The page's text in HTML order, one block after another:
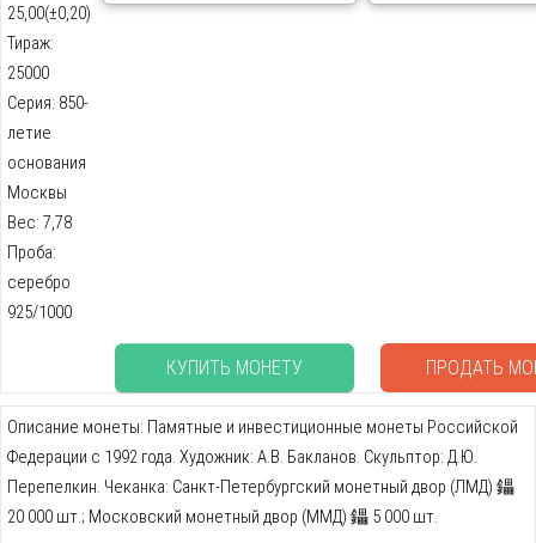
25,00(±0,20)
Тираж:
25000
Серия: 850-
летие
основания
Москвы
Вес: 7,78
Проба:
серебро
925/1000
КУПИТЬ МОНЕТУ ПРОДАТЬ
Описание монеты: Памятные и инвестиционные монеты Российской
Федерации с 1992 года. Художник: А.В. Бакланов. Скульптор: Д.Ю.
Перепелкин. Чеканка: Санкт-Петербургский монетный двор (ЛМД) 鑘
20 000 шт.; Московский монетный двор (ММД) 鑘 5 000 шт.